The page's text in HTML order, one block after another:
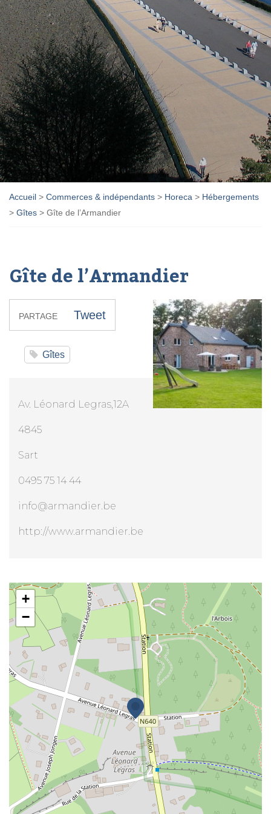
Accueil > Commerces & indépendants > Horeca > Hébergements
> Gîtes > Gîte de l’Armandier
Gîte de l’Armandier
PARTAGE Tweet
Gîtes
Av. Léonard Legras,12A
4845
Sart
0495 75 14 44
info@armandier.be
http://www.armandier.be
Gîte de l’Armandier
+
−